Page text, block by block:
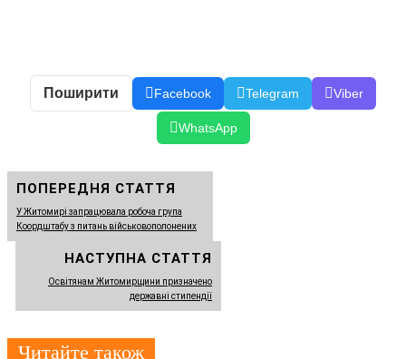
Поширити Facebook Telegram Viber
WhatsApp
ПОПЕРЕДНЯ СТАТТЯ
У Житомирі запрацювала робоча група
Коордштабу з питань військовополонених
НАСТУПНА СТАТТЯ
Освітянам Житомирщини призначено
державні стипендії
Читайте також